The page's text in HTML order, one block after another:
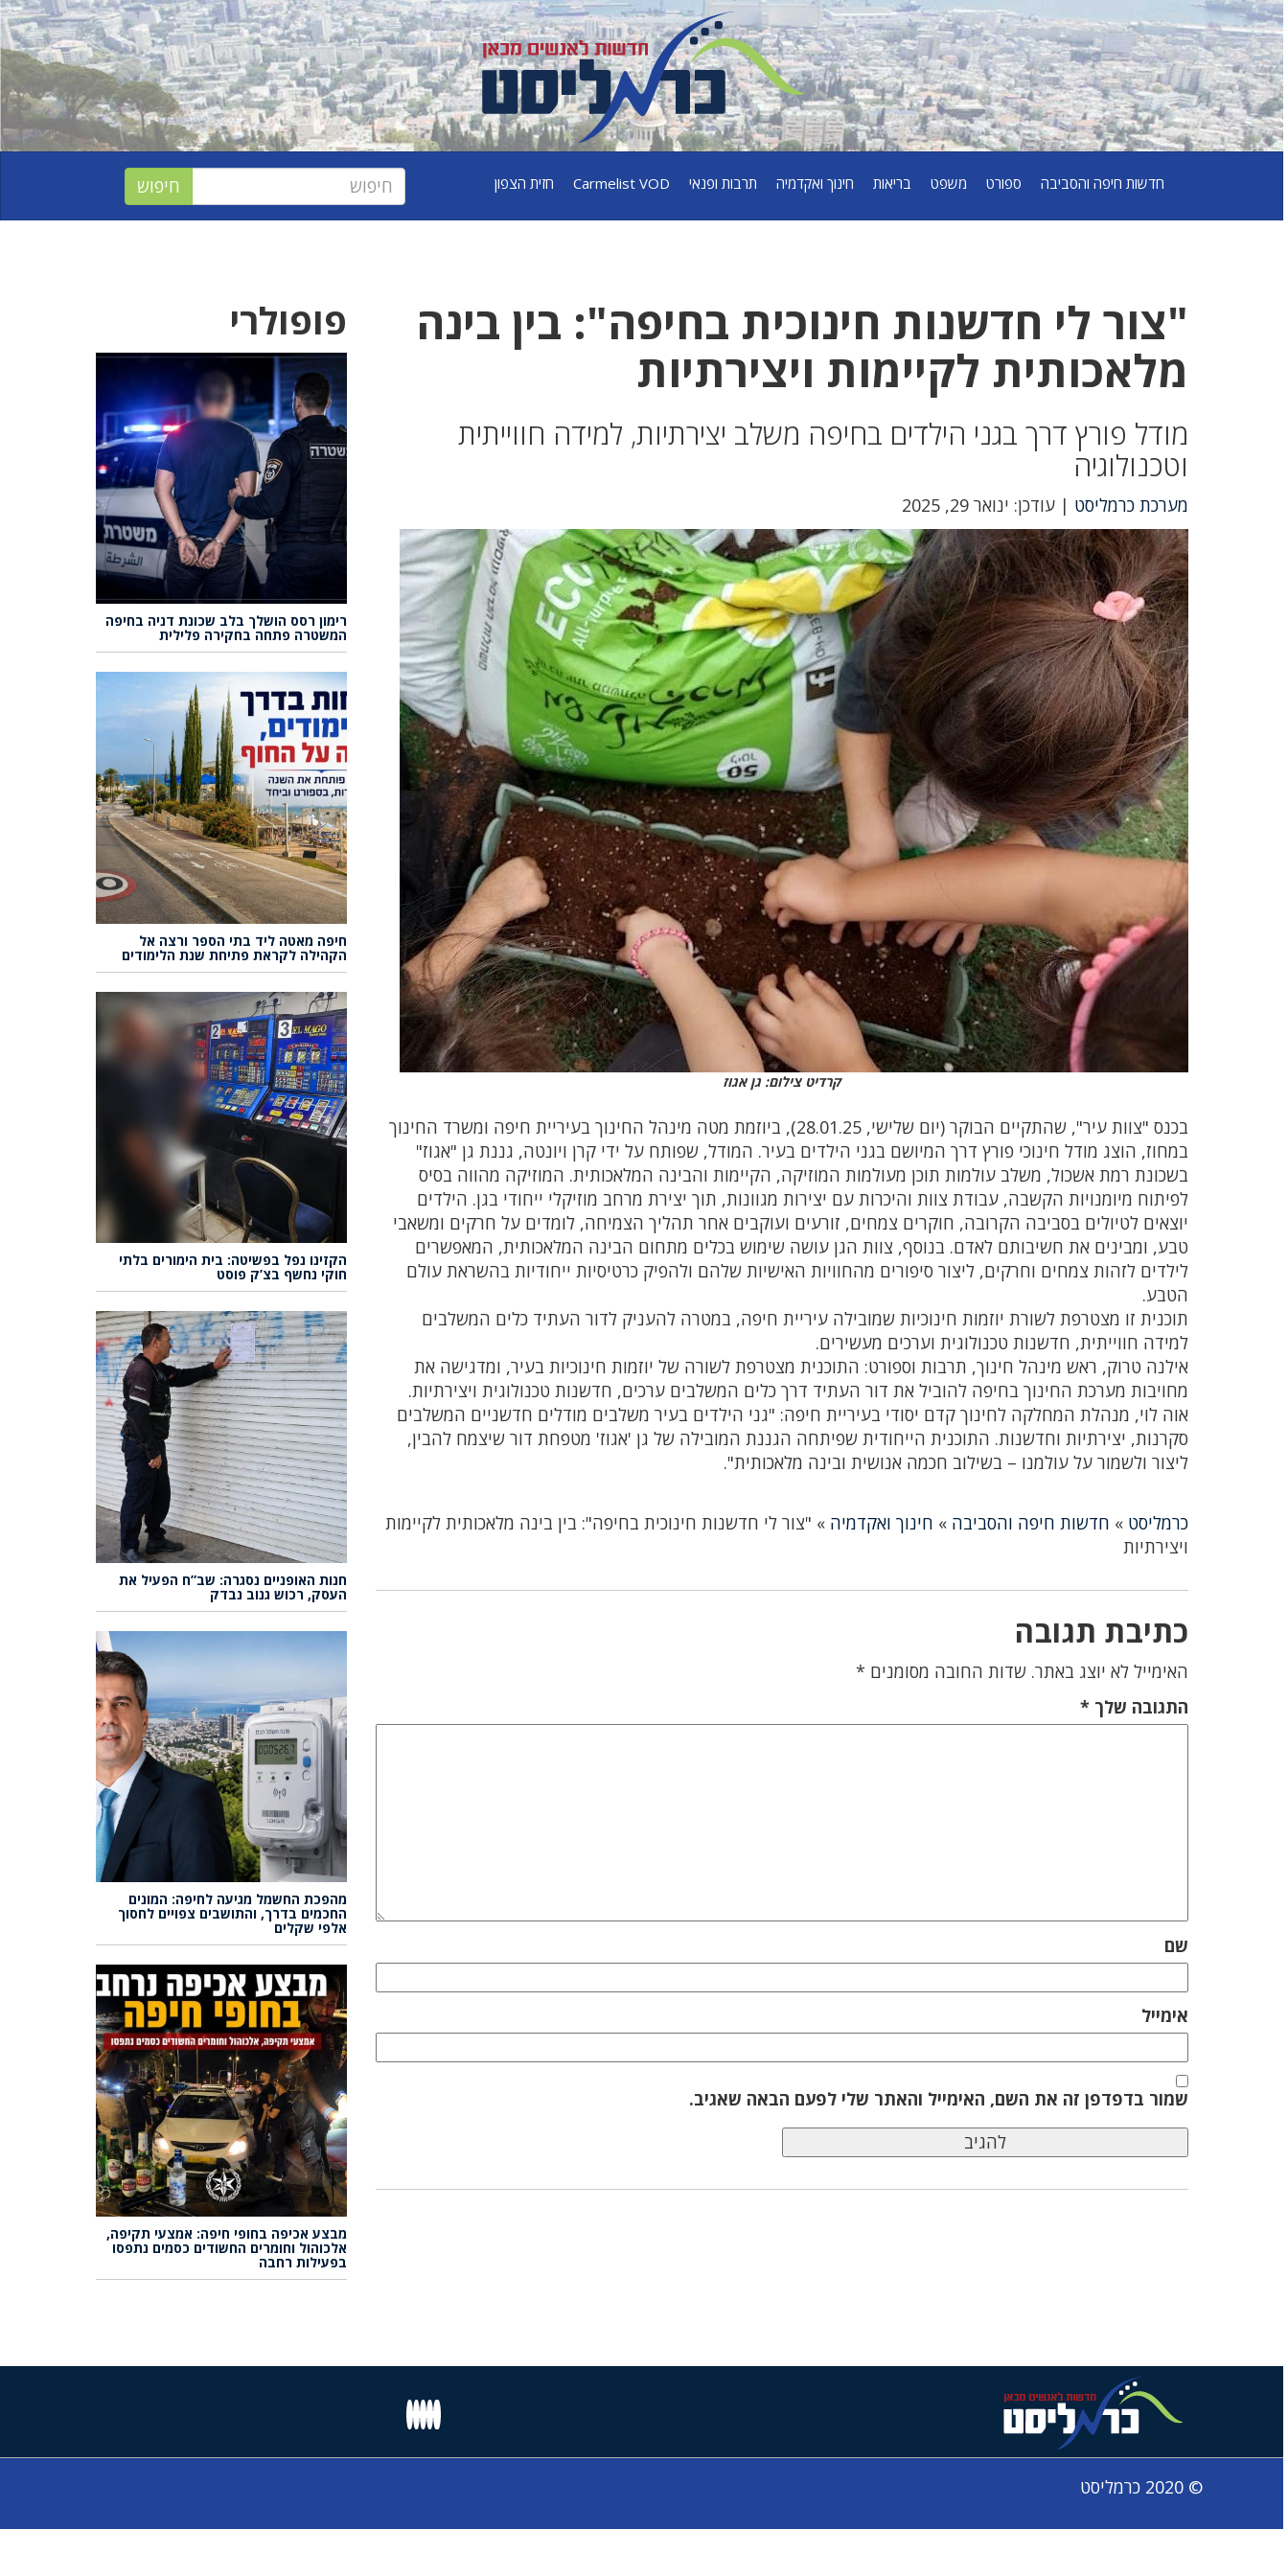
חדשות חיפה והסביבה ספורט משפט בריאות חינוך ואקדמיה תרבות ופנאי Carmelist VOD חזית הצפון
"צור לי חדשנות חינוכית בחיפה": בין בינה
מלאכותית לקיימות ויצירתיות
מודל פורץ דרך בגני הילדים בחיפה משלב יצירתיות, למידה חווייתית
וטכנולוגיה
מערכת כרמליסט | עודכן: ינואר 29, 2025
קרדיט צילום: גן אגוז
בכנס "צוות עיר", שהתקיים הבוקר (יום שלישי, 28.01.25), ביוזמת מטה מינהל החינוך בעיריית חיפה ומשרד החינוך
במחוז, הוצג מודל חינוכי פורץ דרך המיושם בגני הילדים בעיר. המודל, שפותח על ידי קרן ויונטה, גננת גן "אגוז"
בשכונת רמת אשכול, משלב עולמות תוכן מעולמות המוזיקה, הקיימות והבינה המלאכותית. המוזיקה מהווה בסיס
לפיתוח מיומנויות הקשבה, עבודת צוות והיכרות עם יצירות מגוונות, תוך יצירת מרחב מוזיקלי ייחודי בגן. הילדים
יוצאים לטיולים בסביבה הקרובה, חוקרים צמחים, זורעים ועוקבים אחר תהליך הצמיחה, לומדים על חרקים ומשאבי
טבע, ומבינים את חשיבותם לאדם. בנוסף, צוות הגן עושה שימוש בכלים מתחום הבינה המלאכותית, המאפשרים
לילדים לזהות צמחים וחרקים, ליצור סיפורים מהחוויות האישיות שלהם ולהפיק כרטיסיות ייחודיות בהשראת עולם
הטבע.
תוכנית זו מצטרפת לשורת יוזמות חינוכיות שמובילה עיריית חיפה, במטרה להעניק לדור העתיד כלים המשלבים
למידה חווייתית, חדשנות טכנולוגית וערכים מעשירים.
אילנה טרוק, ראש מינהל חינוך, תרבות וספורט: התוכנית מצטרפת לשורה של יוזמות חינוכיות בעיר, ומדגישה את
מחויבות מערכת החינוך בחיפה להוביל את דור העתיד דרך כלים המשלבים ערכים, חדשנות טכנולוגית ויצירתיות.
אוה לוי, מנהלת המחלקה לחינוך קדם יסודי בעיריית חיפה: "גני הילדים בעיר משלבים מודלים חדשניים המשלבים
סקרנות, יצירתיות וחדשנות. התוכנית הייחודית שפיתחה הגננת המובילה של גן 'אגוז' מטפחת דור שיצמח להבין,
ליצור ולשמור על עולמנו – בשילוב חכמה אנושית ובינה מלאכותית".
כרמליסט » חדשות חיפה והסביבה » חינוך ואקדמיה » "צור לי חדשנות חינוכית בחיפה": בין בינה מלאכותית לקיימות
ויצירתיות
כתיבת תגובה
האימייל לא יוצג באתר. שדות החובה מסומנים *
התגובה שלך*
שם
אימייל
שמור בדפדפן זה את השם, האימייל והאתר שלי לפעם הבאה שאגיב.
פופולרי
רימון רסס הושלך בלב שכונת דניה בחיפה
המשטרה פתחה בחקירה פלילית
חיפה מאטה ליד בתי הספר ורצה אל
הקהילה לקראת פתיחת שנת הלימודים
הקזינו נפל בפשיטה: בית הימורים בלתי
חוקי נחשף בצ’ק פוסט
חנות האופניים נסגרה: שב”ח הפעיל את
העסק, רכוש גנוב נבדק
מהפכת החשמל מגיעה לחיפה: המונים
החכמים בדרך, והתושבים צפויים לחסוך
אלפי שקלים
מבצע אכיפה בחופי חיפה: אמצעי תקיפה,
אלכוהול וחומרים החשודים כסמים נתפסו
בפעילות רחבה
© 2020 כרמליסט